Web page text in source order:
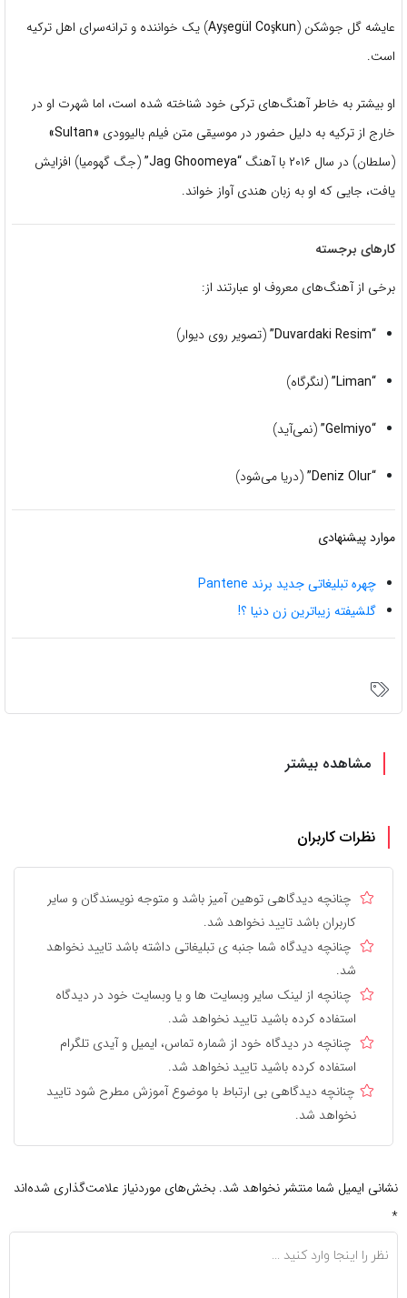
عایشه گل جوشکن (Ayşegül Coşkun) یک خواننده و ترانه‌سرای اهل ترکیه
است.
او بیشتر به خاطر آهنگ‌های ترکی خود شناخته شده است، اما شهرت او در
خارج از ترکیه به دلیل حضور در موسیقی متن فیلم بالیوودی «Sultan»
(سلطان) در سال ۲۰۱۶ با آهنگ
“Jag Ghoomeya”
(جگ گهومیا) افزایش
یافت، جایی که او به زبان هندی آواز خواند.
کارهای برجسته
برخی از آهنگ‌های معروف او عبارتند از:
“Duvardaki Resim” (تصویر روی دیوار)
“Liman” (لنگرگاه)
“Gelmiyo” (نمی‌آید)
“Deniz Olur” (دریا می‌شود)
موارد پیشنهادی
چهره تبلیغاتی جدید برند Pantene
گلشیفته زیباترین زن دنیا ؟!
مشاهده بیشتر
نظرات کاربران
چنانچه دیدگاهی توهین آمیز باشد و متوجه نویسندگان و سایر
کاربران باشد تایید نخواهد شد.
چنانچه دیدگاه شما جنبه ی تبلیغاتی داشته باشد تایید نخواهد
شد.
چنانچه از لینک سایر وبسایت ها و یا وبسایت خود در دیدگاه
استفاده کرده باشید تایید نخواهد شد.
چنانچه در دیدگاه خود از شماره تماس، ایمیل و آیدی تلگرام
استفاده کرده باشید تایید نخواهد شد.
چنانچه دیدگاهی بی ارتباط با موضوع آموزش مطرح شود تایید
نخواهد شد.
نشانی ایمیل شما منتشر نخواهد شد. بخش‌های موردنیاز علامت‌گذاری شده‌اند
*